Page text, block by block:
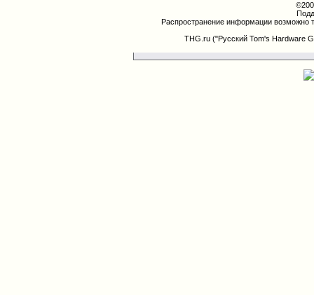
Распространение информации возможно
THG.ru ("Русский Tom's Hardware